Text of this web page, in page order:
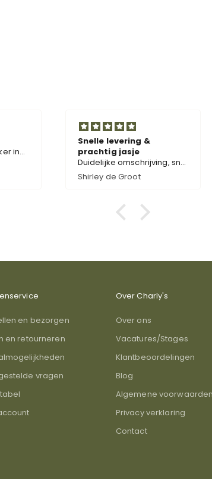
Snelle levering &
prachtig jasje
Duidelijke omschrijving, snel
geleverd. Super mooi en
voelt als degelijke kwaliteit.
Shirley de Groot
en bezorgen
en retourneren
vragen
Over Charly's
Over ons
Vacatures/Stages
Klantbeoordelingen
Blog
Algemene voorwaarden
Privacy verklaring
Contact